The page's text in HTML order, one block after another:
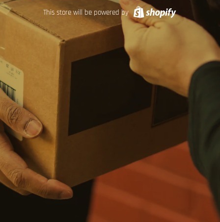
This store will be powered by